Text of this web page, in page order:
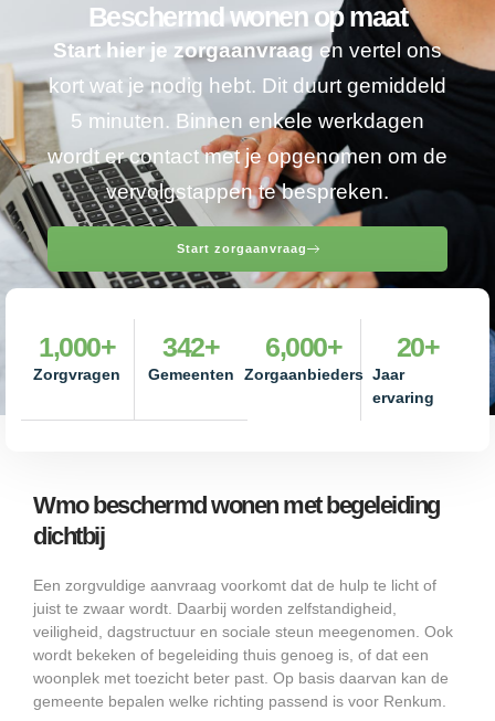
Beschermd wonen op maat
Start hier je zorgaanvraagen vertel ons
kort wat je nodig hebt. Dit duurt gemiddeld
5 minuten. Binnen enkele werkdagen
wordt er contact met je opgenomen om de
vervolgstappen te bespreken.
Start zorgaanvraag
Zorgvragen
1,000+
Gemeenten
342+
Zorgaanbieders
6,000+
Jaar
ervaring
20+
Wmo beschermd wonen met begeleiding
dichtbij
Een zorgvuldige aanvraag voorkomt dat de hulp te licht of
juist te zwaar wordt. Daarbij worden zelfstandigheid,
veiligheid, dagstructuur en sociale steun meegenomen. Ook
wordt bekeken of begeleiding thuis genoeg is, of dat een
woonplek met toezicht beter past. Op basis daarvan kan de
gemeente bepalen welke richting passend is voor Renkum.